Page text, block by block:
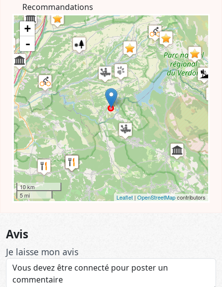
Recommandations
+
-
10 km
5 mi
Leaflet| OpenStreetMapcontributors
Avis
Je laisse mon avis